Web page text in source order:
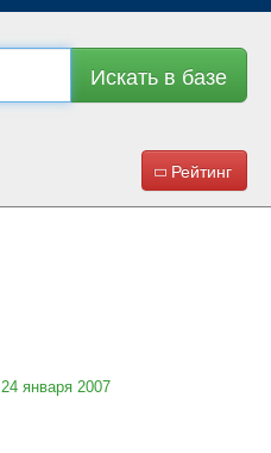
Искать в базе
Рейтинг
24 января 2007